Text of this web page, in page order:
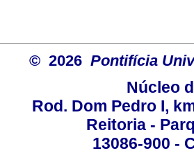
© 2026 Pontifícia
Núcleo
Rod. Dom Pedro I,
Reitoria -
13086-900 -